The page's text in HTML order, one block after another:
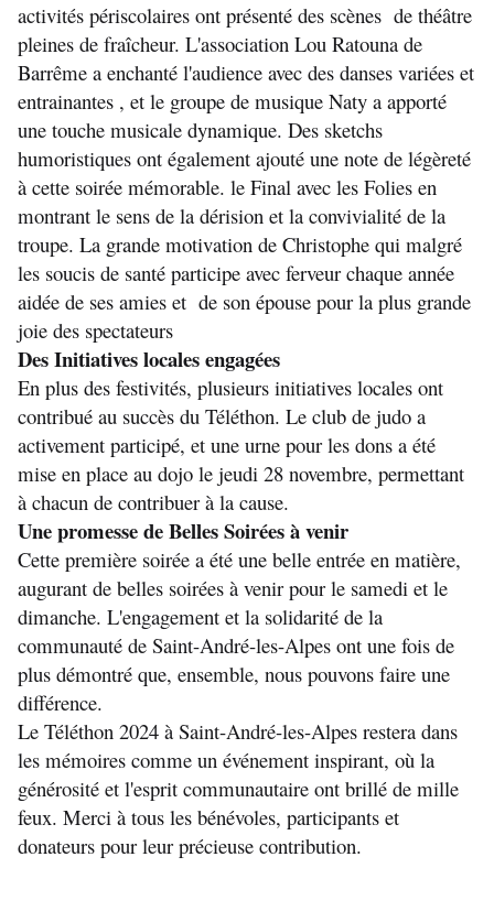
activités périscolaires ont présenté des scènes  de théâtre
pleines de fraîcheur. L'association Lou Ratouna de
Barrême a enchanté l'audience avec des danses variées et
entrainantes , et le groupe de musique Naty a apporté
une touche musicale dynamique. Des sketchs
humoristiques ont également ajouté une note de légèreté
à cette soirée mémorable. le Final avec les Folies en
montrant le sens de la dérision et la convivialité de la
troupe. La grande motivation de Christophe qui malgré
les soucis de santé participe avec ferveur chaque année
aidée de ses amies et  de son épouse pour la plus grande
joie des spectateurs
Des Initiatives locales engagées
En plus des festivités, plusieurs initiatives locales ont
contribué au succès du Téléthon. Le club de judo a
activement participé, et une urne pour les dons a été
mise en place au dojo le jeudi 28 novembre, permettant
à chacun de contribuer à la cause.
Une promesse de Belles Soirées à venir
Cette première soirée a été une belle entrée en matière,
augurant de belles soirées à venir pour le samedi et le
dimanche. L'engagement et la solidarité de la
communauté de Saint-André-les-Alpes ont une fois de
plus démontré que, ensemble, nous pouvons faire une
différence.
Le Téléthon 2024 à Saint-André-les-Alpes restera dans
les mémoires comme un événement inspirant, où la
générosité et l'esprit communautaire ont brillé de mille
feux. Merci à tous les bénévoles, participants et
donateurs pour leur précieuse contribution.